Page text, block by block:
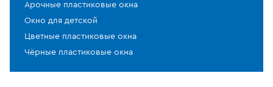
Арочные пластиковые окна
Окно для детской
Цветные пластиковые окна
Чёрные пластиковые окна